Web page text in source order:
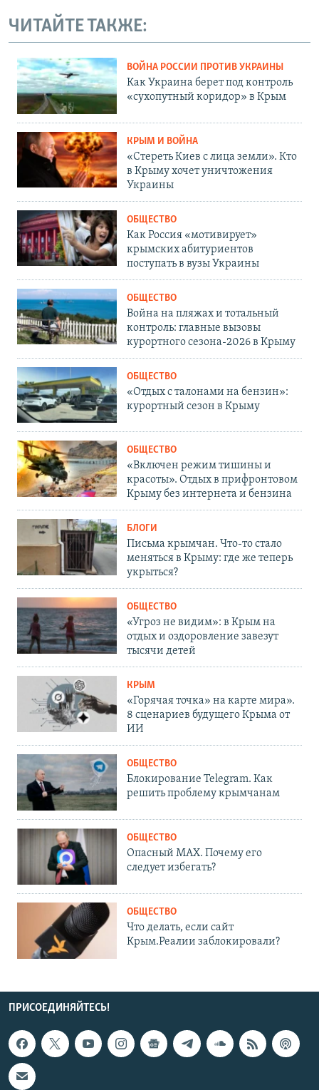
ЧИТАЙТЕ ТАКЖЕ:
ВОЙНА РОССИИ ПРОТИВ УКРАИНЫ
Как Украина берет под контроль
«сухопутный коридор» в Крым
КРЫМ И ВОЙНА
«Стереть Киев с лица земли». Кто
в Крыму хочет уничтожения
Украины
ОБЩЕСТВО
Как Россия «мотивирует»
крымских абитуриентов
поступать в вузы Украины
ОБЩЕСТВО
Война на пляжах и тотальный
контроль: главные вызовы
курортного сезона-2026 в Крыму
ОБЩЕСТВО
«Отдых с талонами на бензин»:
курортный сезон в Крыму
ОБЩЕСТВО
«Включен режим тишины и
красоты». Отдых в прифронтовом
Крыму без интернета и бензина
БЛОГИ
Письма крымчан. Что-то стало
меняться в Крыму: где же теперь
укрыться?
ОБЩЕСТВО
«Угроз не видим»: в Крым на
отдых и оздоровление завезут
тысячи детей
КРЫМ
«Горячая точка» на карте мира».
8 сценариев будущего Крыма от
ИИ
ОБЩЕСТВО
Блокирование Telegram. Как
решить проблему крымчанам
ОБЩЕСТВО
Опасный MAX. Почему его
следует избегать?
ОБЩЕСТВО
Что делать, если сайт
Крым.Реалии заблокировали?
ПРИСОЕДИНЯЙТЕСЬ!